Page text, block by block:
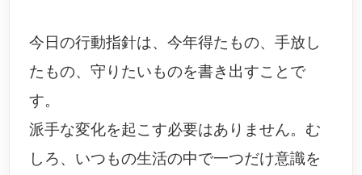
今日の行動指針は、今年得たもの、手放し
たもの、守りたいものを書き出すことで
す。
派手な変化を起こす必要はありません。む
しろ、いつもの生活の中で一つだけ意識を